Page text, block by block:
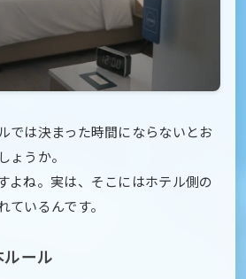
では決まった時間にならないとお
ょうか。
よね。実は、そこにはホテル側の
ているんです。
ール